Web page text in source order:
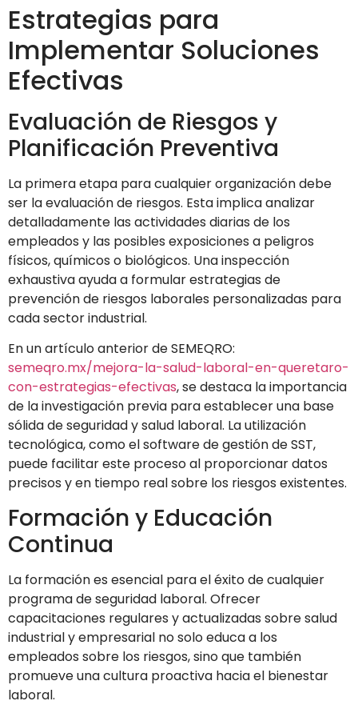
Estrategias para
Implementar Soluciones
Efectivas
Evaluación de Riesgos y
Planificación Preventiva
La primera etapa para cualquier organización debe
ser la evaluación de riesgos. Esta implica analizar
detalladamente las actividades diarias de los
empleados y las posibles exposiciones a peligros
físicos, químicos o biológicos. Una inspección
exhaustiva ayuda a formular estrategias de
prevención de riesgos laborales personalizadas para
cada sector industrial.
En un artículo anterior de SEMEQRO:
semeqro.mx/mejora-la-salud-laboral-en-queretaro-
con-estrategias-efectivas, se destaca la importancia
de la investigación previa para establecer una base
sólida de seguridad y salud laboral. La utilización
tecnológica, como el software de gestión de SST,
puede facilitar este proceso al proporcionar datos
precisos y en tiempo real sobre los riesgos existentes.
Formación y Educación
Continua
La formación es esencial para el éxito de cualquier
programa de seguridad laboral. Ofrecer
capacitaciones regulares y actualizadas sobre salud
industrial y empresarial no solo educa a los
empleados sobre los riesgos, sino que también
promueve una cultura proactiva hacia el bienestar
laboral.